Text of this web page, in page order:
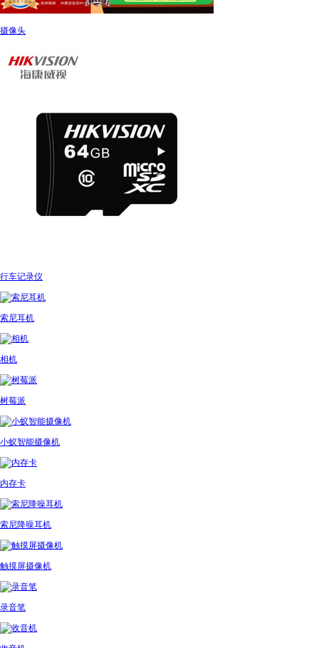
摄像头
行车记录仪
索尼耳机
相机
树莓派
小蚁智能摄像机
内存卡
索尼降噪耳机
触摸屏摄像机
录音笔